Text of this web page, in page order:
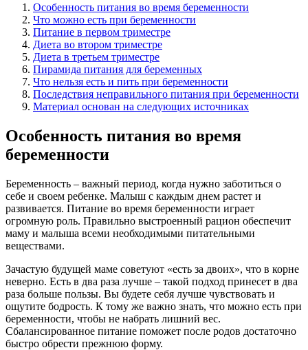
Особенность питания во время беременности
Что можно есть при беременности
Питание в первом триместре
Диета во втором триместре
Диета в третьем триместре
Пирамида питания для беременных
Что нельзя есть и пить при беременности
Последствия неправильного питания при беременности
Материал основан на следующих источниках
Особенность питания во время
беременности
Беременность – важный период, когда нужно заботиться о
себе и своем ребенке. Малыш с каждым днем растет и
развивается. Питание во время беременности играет
огромную роль. Правильно выстроенный рацион обеспечит
маму и малыша всеми необходимыми питательными
веществами.
Зачастую будущей маме советуют «есть за двоих», что в корне
неверно. Есть в два раза лучше – такой подход принесет в два
раза больше пользы. Вы будете себя лучше чувствовать и
ощутите бодрость. К тому же важно знать, что можно есть при
беременности, чтобы не набрать лишний вес.
Сбалансированное питание поможет после родов достаточно
быстро обрести прежнюю форму.